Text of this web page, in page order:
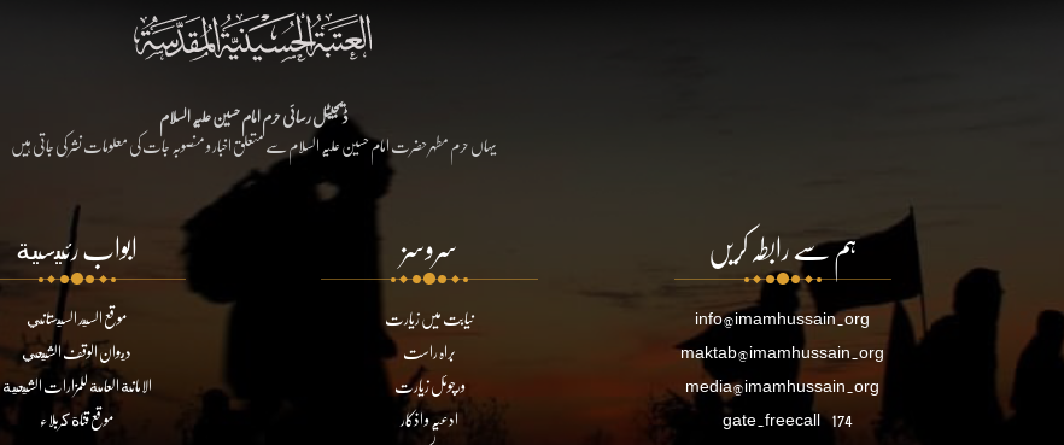
ڈیجیٹل رسائی حرم امام حسین علیہ السلام
یہاں حرم مطہر حضرت امام حسین علیہ السلام سے متعلق اخبار و منصوبہ جات کی معلومات نشر کی جاتی ہیں
ہم سے رابطہ کریں
info@imamhussain.org
maktab@imamhussain.org
media@imamhussain.org
gate.freecall 174
سروسز
نیابت میں زیارت
براہ راست
ورچوئل زیارت
ادعیہ و اذکار
ابواب رئيسية
موقع السيد السيستاني
ديوان الوقف الشيعي
الامانة العامة للمزارات الشيعية
موقع قناة كربلاء